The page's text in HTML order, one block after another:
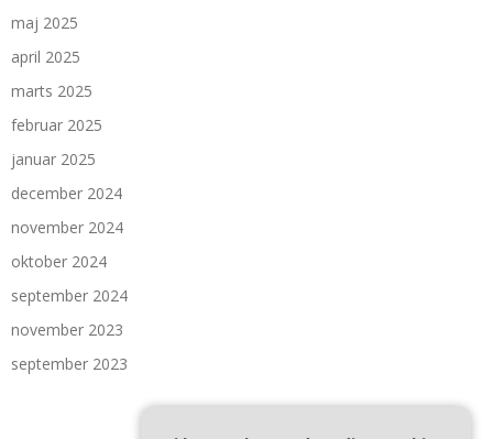
maj 2025
april 2025
marts 2025
februar 2025
januar 2025
december 2024
november 2024
oktober 2024
september 2024
november 2023
september 2023